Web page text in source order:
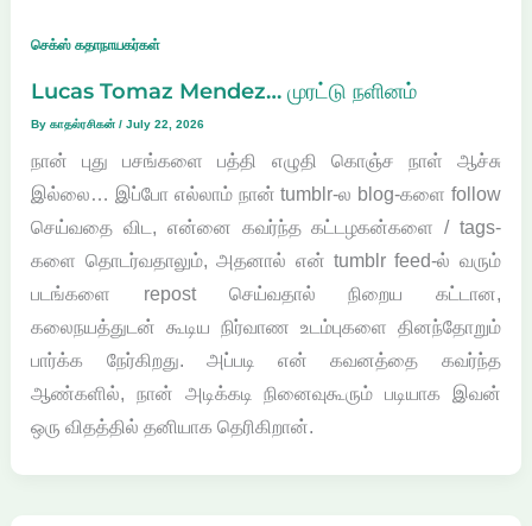
செக்ஸ் கதாநாயகர்கள்
Lucas Tomaz Mendez… முரட்டு நளினம்
Byகாதல்ரசிகன்/July 22, 2026
நான் புது பசங்களை பத்தி எழுதி கொஞ்ச நாள் ஆச்சு
இல்லை… இப்போ எல்லாம் நான் tumblr-ல blog-களை follow
செய்வதை விட, என்னை கவர்ந்த கட்டழகன்களை / tags-
களை தொடர்வதாலும், அதனால் என் tumblr feed-ல் வரும்
படங்களை repost செய்வதால் நிறைய கட்டான,
கலைநயத்துடன் கூடிய நிர்வாண உடம்புகளை தினந்தோறும்
பார்க்க நேர்கிறது. அப்படி என் கவனத்தை கவர்ந்த
ஆண்களில், நான் அடிக்கடி நினைவுகூரும் படியாக இவன்
ஒரு விதத்தில் தனியாக தெரிகிறான்.